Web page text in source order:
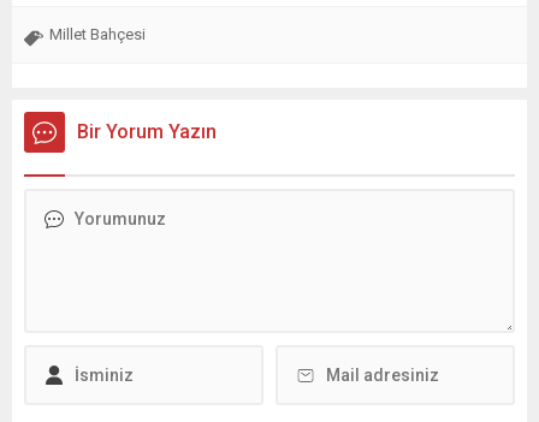
Millet Bahçesi
Bir Yorum Yazın